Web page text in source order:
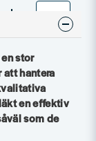
Köp
stor
att hantera
en effektiv
som de